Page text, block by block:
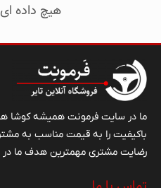
هیچ داده
ما در سایت فرمونت همیشه کوشا
باکیفیت را به قیمت مناسب به
رضایت مشتری مهمترین هدف ما در